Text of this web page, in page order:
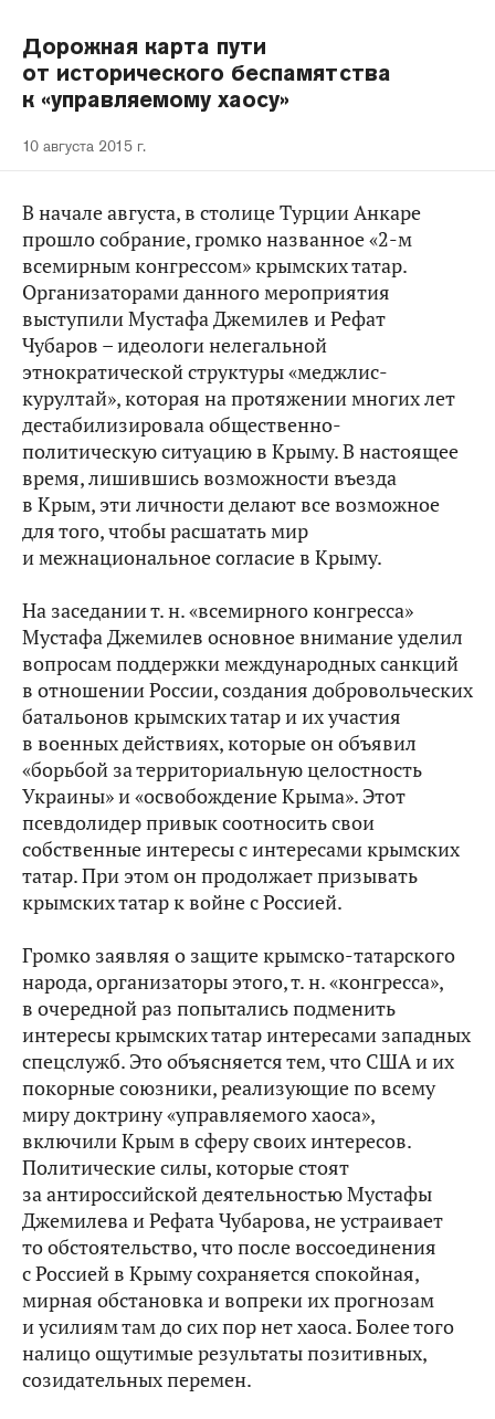
Дорожная карта пути
от исторического беспамятства
к «управляемому хаосу»
10 августа 2015 г.
В начале августа, в столице Турции Анкаре
прошло собрание, громко названное «2-м
всемирным конгрессом» крымских татар.
Организаторами данного мероприятия
выступили Мустафа Джемилев и Рефат
Чубаров – идеологи нелегальной
этнократической структуры «меджлис-
курултай», которая на протяжении многих лет
дестабилизировала общественно-
политическую ситуацию в Крыму. В настоящее
время, лишившись возможности въезда
в Крым, эти личности делают все возможное
для того, чтобы расшатать мир
и межнациональное согласие в Крыму.
На заседании т. н. «всемирного конгресса»
Мустафа Джемилев основное внимание уделил
вопросам поддержки международных санкций
в отношении России, создания добровольческих
батальонов крымских татар и их участия
в военных действиях, которые он объявил
«борьбой за территориальную целостность
Украины» и «освобождение Крыма». Этот
псевдолидер привык соотносить свои
собственные интересы с интересами крымских
татар. При этом он продолжает призывать
крымских татар к войне с Россией.
Громко заявляя о защите крымско-татарского
народа, организаторы этого, т. н. «конгресса»,
в очередной раз попытались подменить
интересы крымских татар интересами западных
спецслужб. Это объясняется тем, что США и их
покорные союзники, реализующие по всему
миру доктрину «управляемого хаоса»,
включили Крым в сферу своих интересов.
Политические силы, которые стоят
за антироссийской деятельностью Мустафы
Джемилева и Рефата Чубарова, не устраивает
то обстоятельство, что после воссоединения
с Россией в Крыму сохраняется спокойная,
мирная обстановка и вопреки их прогнозам
и усилиям там до сих пор нет хаоса. Более того
налицо ощутимые результаты позитивных,
созидательных перемен.